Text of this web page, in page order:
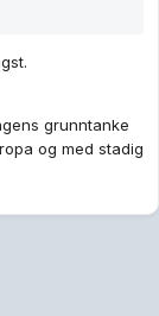
grunntanke
og med stadig